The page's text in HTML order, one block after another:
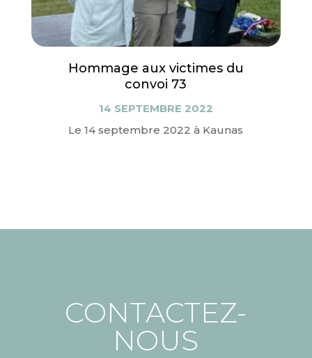
Hommage aux victimes du
convoi 73
14 SEPTEMBRE 2022
Le 14 septembre 2022 à Kaunas
CONTACTEZ-
NOUS